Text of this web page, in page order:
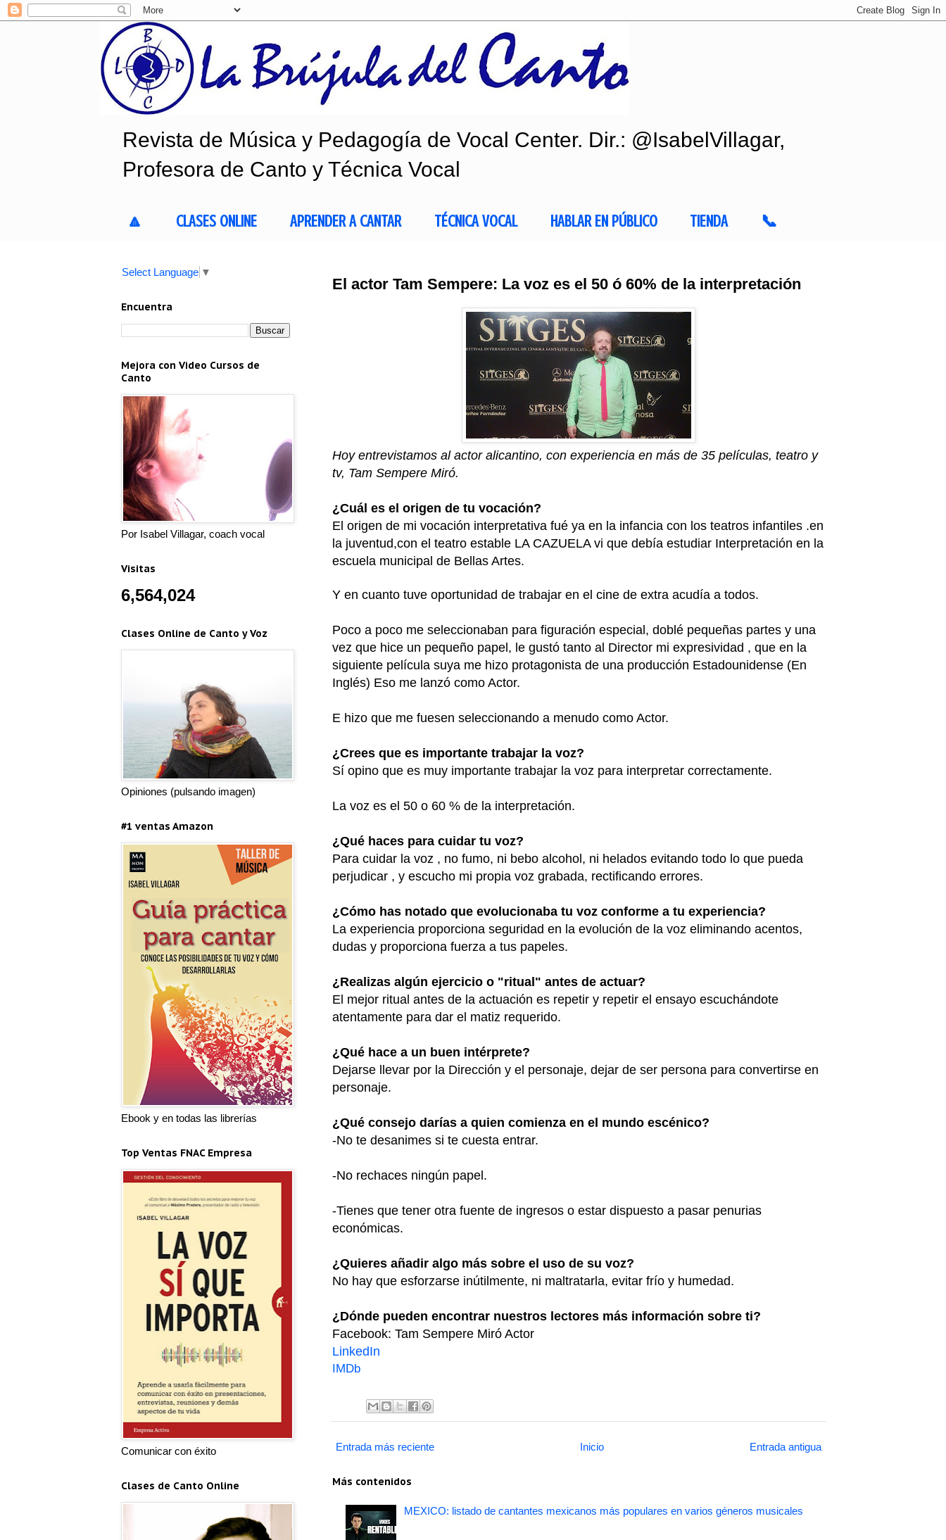
Revista de Música y Pedagogía de Vocal Center. Dir.: @IsabelVillagar,
Profesora de Canto y Técnica Vocal
🔼 CLASES ONLINE APRENDER A CANTAR TÉCNICA VOCAL HABLAR EN PÚBLICO TIENDA 📞
El actor Tam Sempere: La voz es el 50 ó 60% de la interpretación
Hoy entrevistamos al actor alicantino, con experiencia en más de 35 películas, teatro y
tv, Tam Sempere Miró.
¿Cuál es el origen de tu vocación?
El origen de mi vocación interpretativa fué ya en la infancia con los teatros infantiles .en
la juventud,con el teatro estable LA CAZUELA vi que debía estudiar Interpretación en la
escuela municipal de Bellas Artes.
Y en cuanto tuve oportunidad de trabajar en el cine de extra acudía a todos.
Poco a poco me seleccionaban para figuración especial, doblé pequeñas partes y una
vez que hice un pequeño papel, le gustó tanto al Director mi expresividad , que en la
siguiente película suya me hizo protagonista de una producción Estadounidense (En
Inglés) Eso me lanzó como Actor.
E hizo que me fuesen seleccionando a menudo como Actor.
¿Crees que es importante trabajar la voz?
Sí opino que es muy importante trabajar la voz para interpretar correctamente.
La voz es el 50 o 60 % de la interpretación.
¿Qué haces para cuidar tu voz?
Para cuidar la voz , no fumo, ni bebo alcohol, ni helados evitando todo lo que pueda
perjudicar , y escucho mi propia voz grabada, rectificando errores.
¿Cómo has notado que evolucionaba tu voz conforme a tu experiencia?
La experiencia proporciona seguridad en la evolución de la voz eliminando acentos,
dudas y proporciona fuerza a tus papeles.
¿Realizas algún ejercicio o "ritual" antes de actuar?
El mejor ritual antes de la actuación es repetir y repetir el ensayo escuchándote
atentamente para dar el matiz requerido.
¿Qué hace a un buen intérprete?
Dejarse llevar por la Dirección y el personaje, dejar de ser persona para convertirse en
personaje.
¿Qué consejo darías a quien comienza en el mundo escénico?
-No te desanimes si te cuesta entrar.
-No rechaces ningún papel.
-Tienes que tener otra fuente de ingresos o estar dispuesto a pasar penurias
económicas.
¿Quieres añadir algo más sobre el uso de su voz?
No hay que esforzarse inútilmente, ni maltratarla, evitar frío y humedad.
¿Dónde pueden encontrar nuestros lectores más información sobre ti?
Facebook: Tam Sempere Miró Actor
LinkedIn
IMDb
Entrada más reciente Entrada antigua
Inicio
Más contenidos
MEXICO: listado de cantantes mexicanos más populares en varios géneros musicales
Select Language ▼
Encuentra
Mejora con Video Cursos de
Canto
Por Isabel Villagar, coach vocal
Visitas
6,564,024
Clases Online de Canto y Voz
Opiniones (pulsando imagen)
#1 ventas Amazon
Ebook y en todas las librerías
Top Ventas FNAC Empresa
Comunicar con éxito
Clases de Canto Online